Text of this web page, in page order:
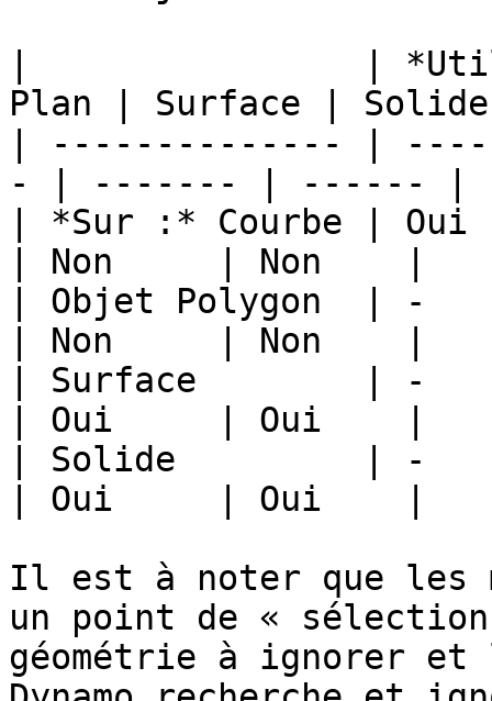
|                |
Plan | Surface |
| -------------- |
- | ------- | ------ |
| *Sur :* Courbe |
| Non     | Non    |
| Objet Polygon  |
| Non     | Non    |
| Surface        | -
| Oui     | Oui    |
| Solide         | -
| Oui     | Oui    |
Il est à noter que les
un point de «
géométrie à ignorer et